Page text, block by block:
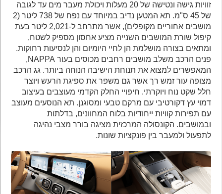
זוויות גישה ונטישה של 20 מעלות ויכולת מעבר מים עד לגובה
של 45 ס"מ. תא המטען נדיב במיוחד עם נפח של 738 ליטר (2
מושבים אחוריים מקופלים), אשר מתרחב ל-2,021 ליטר בעת
קיפול שורת המושבים השנייה מציע אחסון מספיק לשטח,
ומתאים בצורה מושלמת הן לחיי היומיום והן לנסיעות רחוקות.
פנים הרכב משלב מושבים רחבים מכוסים בעור NAPPA,
המאפשרים למצוא את תנוחת הישיבה הנוחה ביותר. גג הרכב
מצופה עור זמש רך אשר גם משפר את ספיגת הרעש ויוצר
חלל שקט נוח ויוקרתי. חיפויי החלק הקדמי מעוצבים בעיצוב
דמוי עץ דקורטיבי עם מרקם טבעי ומסוגנן. תא הנוסעים מעוצב
עם תפירות קוויות ייחודיות בלוח המחוונים, בדלתות
ובמושבים. הקונסולה המרכזית מציגה בורר מצבי נהיגה
לתפעול ולמעבר בין פונקציות שונות.